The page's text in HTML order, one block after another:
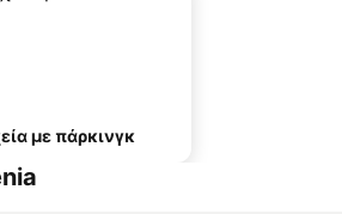
με πάρκινγκ